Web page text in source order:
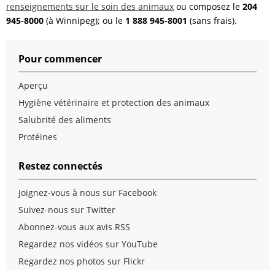
renseignements sur le soin des animaux ou composez le 204
945-8000 (à Winnipeg); ou le 1 888 945-8001 (sans frais).
Pour commencer
Aperçu
Hygiène vétérinaire et protection des animaux
Salubrité des aliments
Protéines
Restez connectés
Joignez-vous à nous sur Facebook
Suivez-nous sur Twitter
Abonnez-vous aux avis RSS
Regardez nos vidéos sur YouTube
Regardez nos photos sur Flickr